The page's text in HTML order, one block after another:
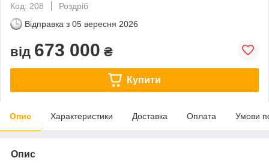
Код: 208
Роздріб
Відправка з 05 вересня 2026
від 673 000 ₴
Купити
Опис Характеристики Доставка Оплата Умови
Опис